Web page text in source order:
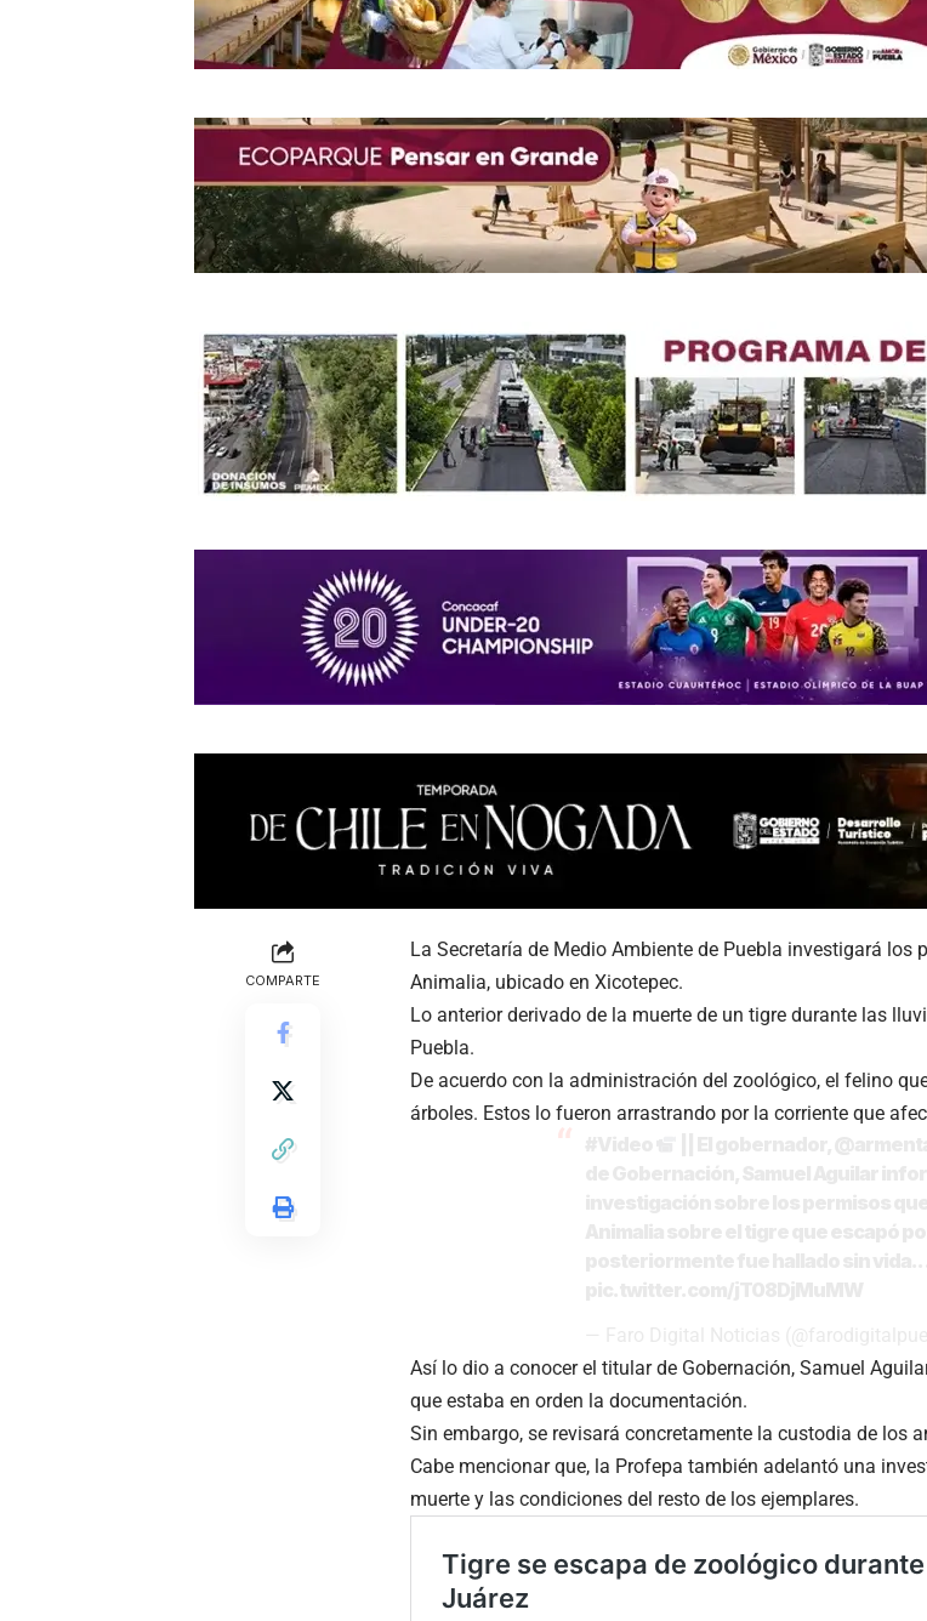
COMPARTE
La Secretaría de Medio Ambiente de Puebla investigará los
Animalia, ubicado en Xicotepec.
Lo anterior derivado de la muerte de un tigre durante las
Puebla.
De acuerdo con la administración del zoológico, el felino
árboles. Estos lo fueron arrastrando por la corriente que
Así lo dio a conocer el titular de Gobernación, Samuel
que estaba en orden la documentación.
Sin embargo, se revisará concretamente la custodia de los
Cabe mencionar que, la Profepa también adelantó una
muerte y las condiciones del resto de los ejemplares.